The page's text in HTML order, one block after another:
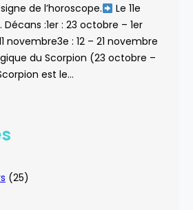
de l’horoscope.
Le 11e
Décans :1er : 23 octobre – 1er
novembre3e : 12 – 21 novembre
du Scorpion (23 octobre –
est le…
(25)